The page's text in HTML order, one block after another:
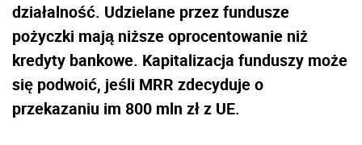
działalność. Udzielane przez fundusze
pożyczki mają niższe oprocentowanie niż
kredyty bankowe. Kapitalizacja funduszy może
się podwoić, jeśli MRR zdecyduje o
przekazaniu im 800 mln zł z UE.